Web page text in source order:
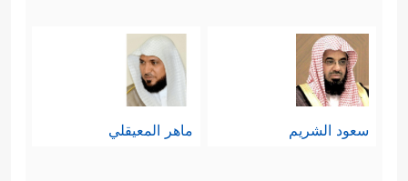
سعود الشريم ماهر المعيقلي